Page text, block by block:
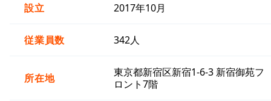
設立 2017年10月
従業員数 342人
所在地
東京都新宿区新宿1-6-3 新宿御苑フ
ロント7階